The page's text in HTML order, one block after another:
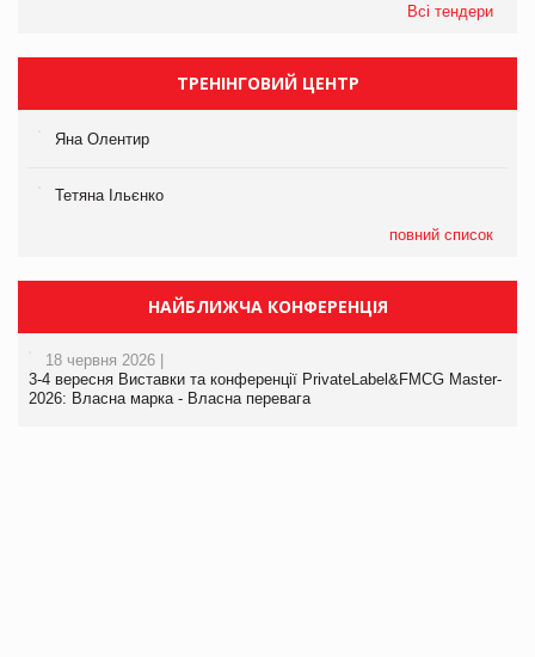
Всі тендери
ТРЕНІНГОВИЙ ЦЕНТР
Яна Олентир
Тетяна Ільєнко
повний список
НАЙБЛИЖЧА КОНФЕРЕНЦІЯ
18 червня 2026 |
3-4 вересня Виставки та конференції PrivateLabel&FMCG Master-
2026: Власна марка - Власна перевага